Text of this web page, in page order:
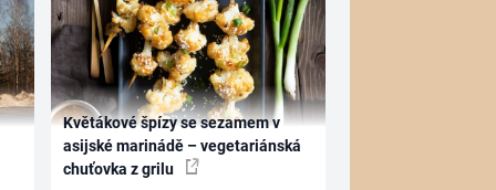
Květákové špízy se sezamem v
asijské marinádě – vegetariánská
chuťovka z grilu